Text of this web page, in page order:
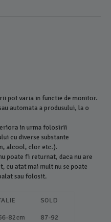
pot varia in functie de monitor.
automata a produsului, la o
in urma folosirii
cu diverse substante
alcool, clor etc.).
poate fi returnat, daca nu are
cu atat mai mult nu se poate
sau folosit.
SOLD
82cm 87-92